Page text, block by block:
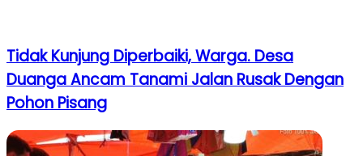
Tidak Kunjung Diperbaiki, Warga. Desa
Duanga Ancam Tanami Jalan Rusak Dengan
Pohon Pisang